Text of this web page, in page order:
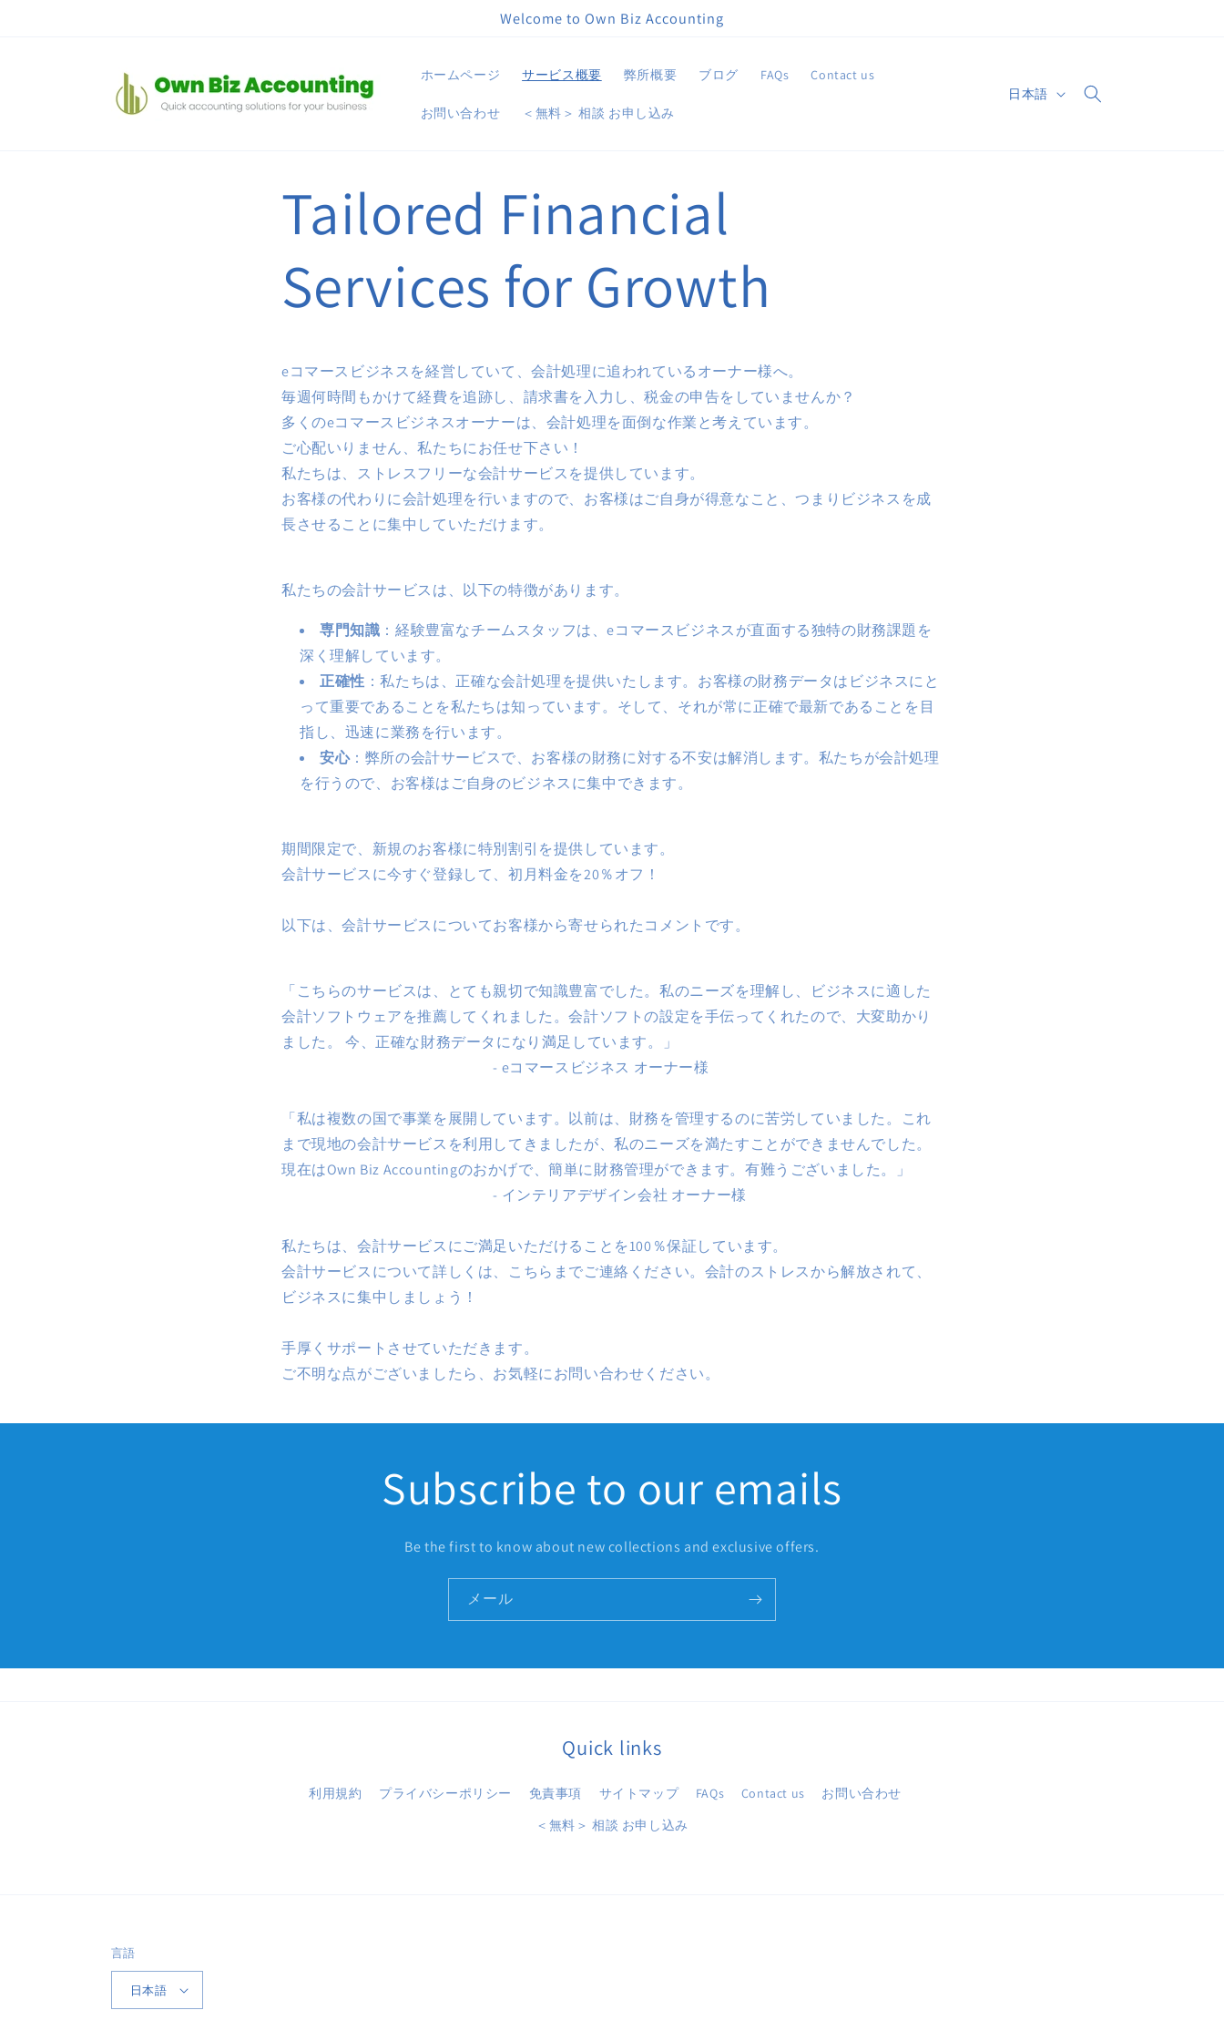
Welcome to Own Biz Accounting
ホームページ サービス概要 弊所概要 ブログ FAQs Contact us
お問い合わせ ＜無料＞ 相談 お申し込み
言
日本語
カ
Tailored Financial
Services for Growth
eコマースビジネスを経営していて、会計処理に追われているオーナー様へ。
毎週何時間もかけて経費を追跡し、請求書を入力し、税金の申告をしていませんか？
多くのeコマースビジネスオーナーは、会計処理を面倒な作業と考えています。
ご心配いりません、私たちにお任せ下さい！
私たちは、ストレスフリーな会計サービスを提供しています。
お客様の代わりに会計処理を行いますので、お客様はご自身が得意なこと、つまりビジネスを成
長させることに集中していただけます。
私たちの会計サービスは、以下の特徴があります。
専門知識 ：経験豊富なチームスタッフは、eコマースビジネスが直面する独特の財務課題を
深く理解しています。
正確性 ：私たちは、正確な会計処理を提供いたします。お客様の財務データはビジネスにと
って重要であることを私たちは知っています。そして、それが常に正確で最新であることを目
指し、迅速に業務を行います。
安心：弊所の会計サービスで、お客様の財務に対する不安は解消します。私たちが会計処理
を行うので、お客様はご自身のビジネスに集中できます。
期間限定で、新規のお客様に特別割引を提供しています。
会計サービスに今すぐ登録して、初月料金を20％オフ！
以下は、会計サービスについてお客様から寄せられたコメントです。
「こちらのサービスは、とても親切で知識豊富でした。私のニーズを理解し、ビジネスに適した
会計ソフトウェアを推薦してくれました。会計ソフトの設定を手伝ってくれたので、大変助かり
ました。 今、正確な財務データになり満足しています。」
- eコマースビジネス オーナー様
「私は複数の国で事業を展開しています。以前は、財務を管理するのに苦労していました。これ
まで現地の会計サービスを利用してきましたが、私のニーズを満たすことができませんでした。
現在はOwn Biz Accountingのおかげで、簡単に財務管理ができます。有難うございました。」
- インテリアデザイン会社 オーナー様
私たちは、会計サービスにご満足いただけることを100％保証しています。
会計サービスについて詳しくは、こちらまでご連絡ください。会計のストレスから解放されて、
ビジネスに集中しましょう！
手厚くサポートさせていただきます。
ご不明な点がございましたら、お気軽にお問い合わせください。
Subscribe to our emails
Be the first to know about new collections and exclusive offers.
メール
Quick links
利用規約 プライバシーポリシー 免責事項 サイトマップ FAQs Contact us
お問い合わせ
＜無料＞ 相談 お申し込み
言語
日本語